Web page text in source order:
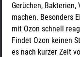
Gerüchen,
machen. Besonders
mit Ozon schnell
Findet Ozon keinen
es nach kurzer Zeit